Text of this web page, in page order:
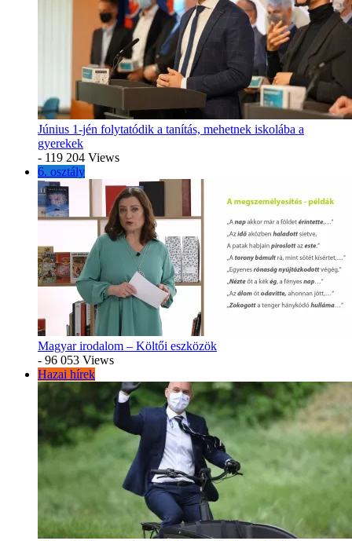
Június 1-jén folytatódik a tanítás, mehetnek iskolába a
gyerekek
- 119 204 Views
6. osztály
Magyar irodalom – Költői eszközök
- 96 053 Views
Hazai hírek